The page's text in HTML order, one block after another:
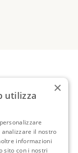
×
utilizza
il nostro
informazioni
sito con i nostri